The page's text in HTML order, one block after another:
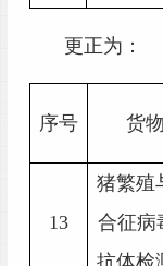
更正为：
序号 货
13
猪繁殖
合征病
抗体检